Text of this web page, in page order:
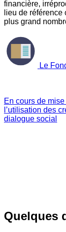
financière,
lieu de
plus grand
Le
En cours de
l’utilisation des
dialogue social
Quelques